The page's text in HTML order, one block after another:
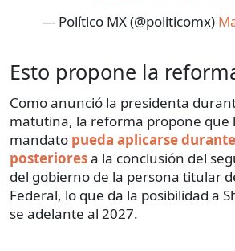
— Político MX (@politicomx)
Esto propone la
Como anunció la presidenta
matutina, la reforma propone que
mandato pueda aplicarse
posterioresa la conclusión del
del gobierno de la persona titular
Federal, lo que da la posibilidad a
se adelante al 2027.